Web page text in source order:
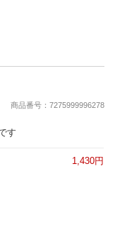
商品番号：7275999996278
す
1,430円